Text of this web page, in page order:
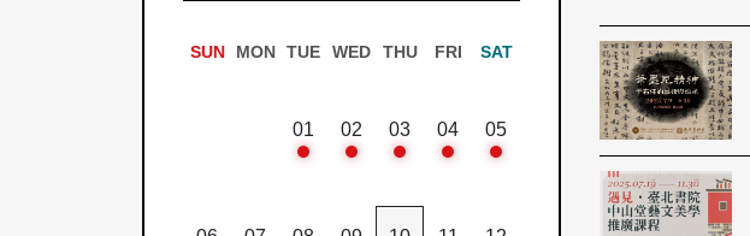
SUN MON TUE WED THU FRI SAT
01 02 03 04 05